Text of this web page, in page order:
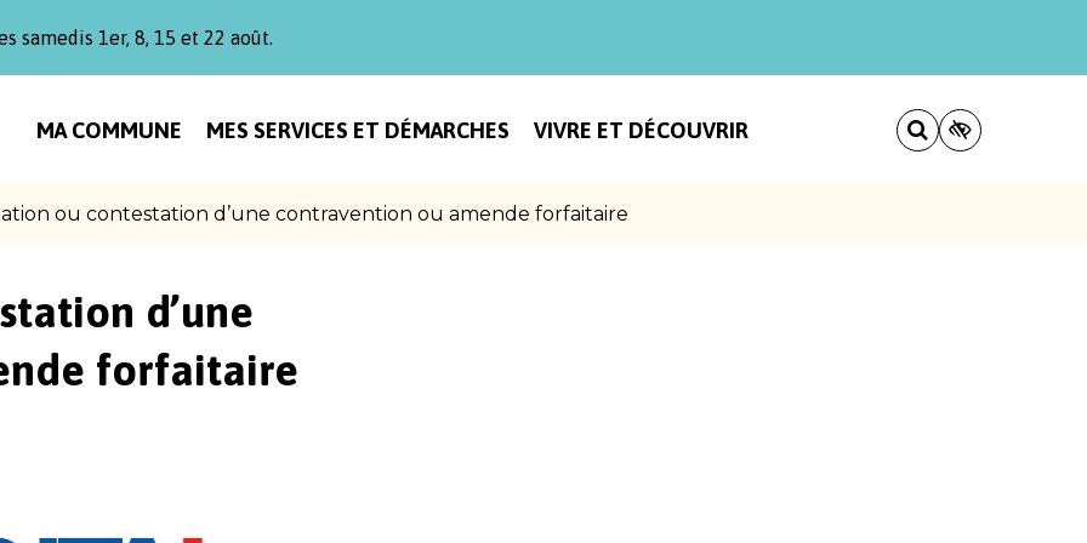
samedis 1er, 8, 15 et 22 août.
MA COMMUNE MES SERVICES ET DÉMARCHES VIVRE ET DÉCOUVRIR
ou contestation d’une contravention ou amende forfaitaire
d’une
forfaitaire